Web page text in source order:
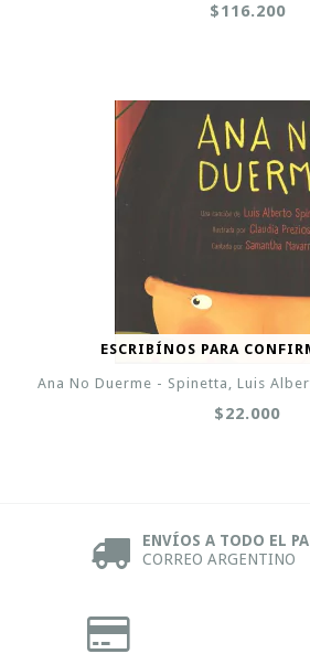
$116.200
ESCRIBÍNOS PARA
Ana No Duerme - Spinetta, Luis
$22.000
ENVÍOS A TODO EL
CORREO ARGENTINO